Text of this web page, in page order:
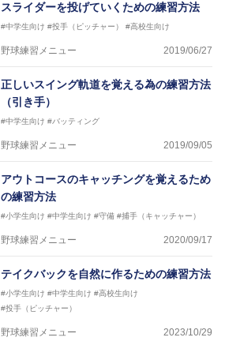
スライダーを投げていくための練習方法
#中学生向け #投手（ピッチャー） #高校生向け
野球練習メニュー 2019/06/27
正しいスイング軌道を覚える為の練習方法
（引き手）
#中学生向け #バッティング
野球練習メニュー 2019/09/05
アウトコースのキャッチングを覚えるため
の練習方法
#小学生向け #中学生向け #守備 #捕手（キャッチャー）
野球練習メニュー 2020/09/17
テイクバックを自然に作るための練習方法
#小学生向け #中学生向け #高校生向け
#投手（ピッチャー）
野球練習メニュー 2023/10/29